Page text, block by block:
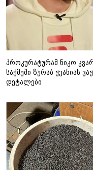
პროკურატურამ ნიკო
საქმეში ზურაბ ჟვანიას
დეტალები